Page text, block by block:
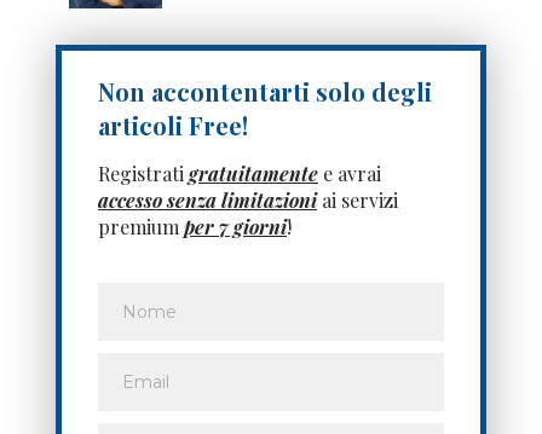
Non accontentarti solo degli
articoli Free!
Registrati gratuitamente e avrai
accesso senza limitazioniai servizi
premium per 7 giorni!